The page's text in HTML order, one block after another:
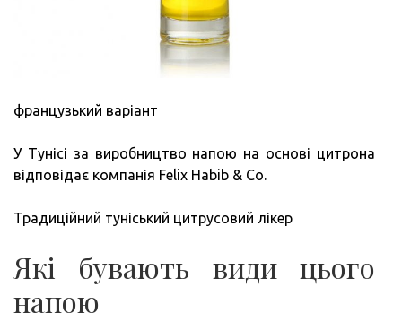
французький варіант
У Тунісі за виробництво напою на основі цитрона
відповідає компанія Felix Habib & Co.
Традиційний туніський цитрусовий лікер
Які бувають види цього
напою